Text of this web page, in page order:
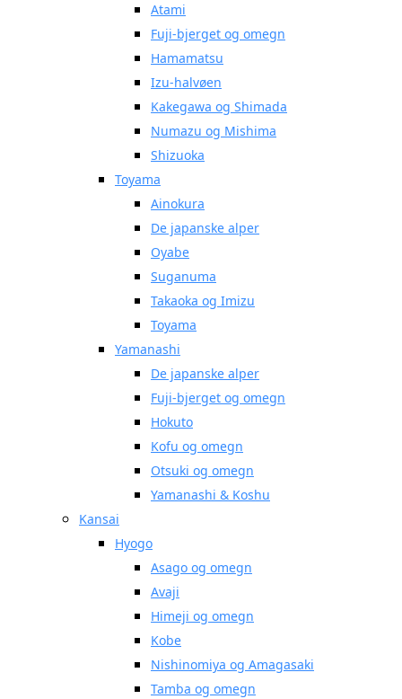
Atami
Fuji-bjerget og omegn
Hamamatsu
Izu-halvøen
Kakegawa og Shimada
Numazu og Mishima
Shizuoka
Toyama
Ainokura
De japanske alper
Oyabe
Suganuma
Takaoka og Imizu
Toyama
Yamanashi
De japanske alper
Fuji-bjerget og omegn
Hokuto
Kofu og omegn
Otsuki og omegn
Yamanashi & Koshu
Kansai
Hyogo
Asago og omegn
Avaji
Himeji og omegn
Kobe
Nishinomiya og Amagasaki
Tamba og omegn